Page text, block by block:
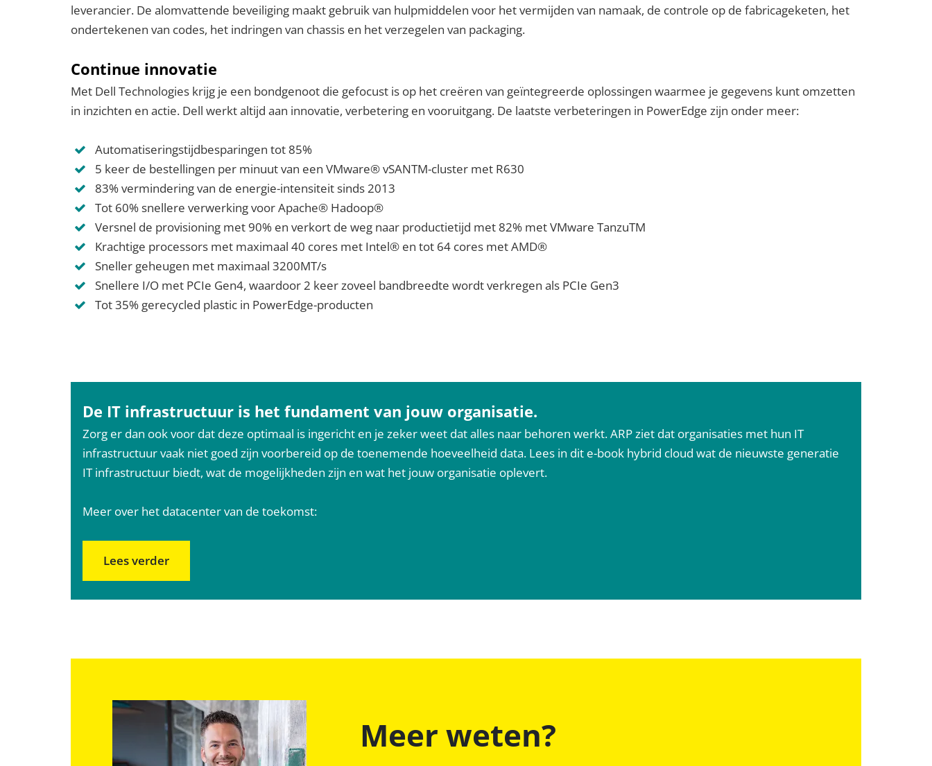
leverancier. De alomvattende beveiliging maakt gebruik van hulpmiddelen voor het vermijden van namaak, de controle op de fabricageketen, het
ondertekenen van codes, het indringen van chassis en het verzegelen van packaging.
Continue innovatie
Met Dell Technologies krijg je een bondgenoot die gefocust is op het creëren van geïntegreerde oplossingen waarmee je gegevens kunt omzetten
in inzichten en actie. Dell werkt altijd aan innovatie, verbetering en vooruitgang. De laatste verbeteringen in PowerEdge zijn onder meer:
Automatiseringstijdbesparingen tot 85%
5 keer de bestellingen per minuut van een VMware® vSANTM-cluster met R630
83% vermindering van de energie-intensiteit sinds 2013
Tot 60% snellere verwerking voor Apache® Hadoop®
Versnel de provisioning met 90% en verkort de weg naar productietijd met 82% met VMware TanzuTM
Krachtige processors met maximaal 40 cores met Intel® en tot 64 cores met AMD®
Sneller geheugen met maximaal 3200MT/s
Snellere I/O met PCIe Gen4, waardoor 2 keer zoveel bandbreedte wordt verkregen als PCIe Gen3
Tot 35% gerecycled plastic in PowerEdge-producten
De IT infrastructuur is het fundament van jouw organisatie.
Zorg er dan ook voor dat deze optimaal is ingericht en je zeker weet dat alles naar behoren werkt. ARP ziet dat organisaties met hun IT
infrastructuur vaak niet goed zijn voorbereid op de toenemende hoeveelheid data. Lees in dit e-book hybrid cloud wat de nieuwste generatie
IT infrastructuur biedt, wat de mogelijkheden zijn en wat het jouw organisatie oplevert.
Meer over het datacenter van de toekomst:
Lees verder
Meer weten?